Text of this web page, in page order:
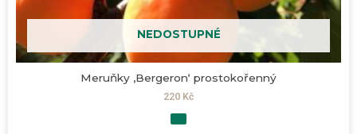
NEDOSTUPNÉ
Meruňky ‚Bergeron‘ prostokořenný
220 Kč